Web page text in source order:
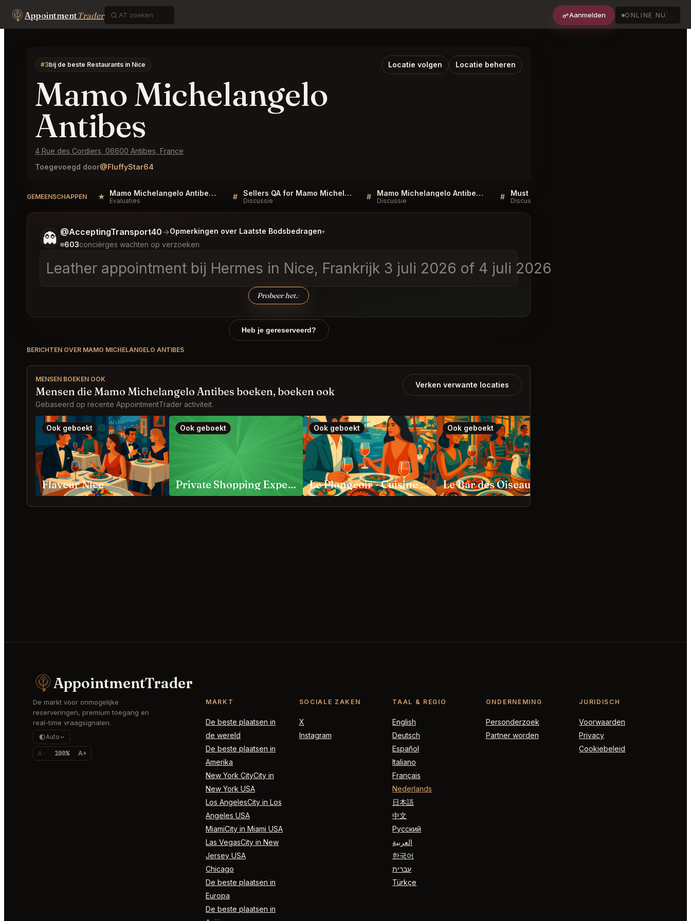
AppointmentTrader Aanmelden ONLINE NU
#3bij de beste Restaurants in Nice Locatie volgen Locatie beheren
Mamo Michelangelo
Antibes
4 Rue des Cordiers, 06600 Antibes, France
Toegevoegd door@FluffyStar64
GEMEENSCHAPPEN ★ Mamo Michelangelo Antibes Reviews
Evaluaties # Sellers QA for Mamo Michelangelo Antibes
Discussie # Mamo Michelangelo Antibes FAQ
Discussie # Discussie
👻 @AcceptingTransport40→Opmerkingen over Laatste Bodsbedragen▾
603conciërges wachten op verzoeken
Leather appointment bij Hermes in Nice, Frankrijk 3 juli 2026 of 4 juli 2026 op elk ti
Probeer het.↑
Vertel me wat je wilt.
Heb je gereserveerd?
BERICHTEN OVER MAMO MICHELANGELO ANTIBES
MENSEN BOEKEN OOK
Mensen die Mamo Michelangelo Antibes boeken, boeken ook
Gebaseerd op recente AppointmentTrader activiteit.
Verken verwante locaties
Ook geboekt
Flaveur Nice
Ook geboekt
Private Shopping Experience Nice Requests
Ook geboekt
Le Plongeoir - Cuisine Méditerranéenne Nice
Ook geboekt
Le Bar des Oiseaux Nice
AppointmentTrader
De markt voor onmogelijke
reserveringen, premium toegang en
real-time vraagsignalen.
Auto
A- 100% A+
MARKT
De beste plaatsen in
de wereld
De beste plaatsen in
Amerika
New York CityCity in
New York USA
Los AngelesCity in Los
Angeles USA
MiamiCity in Miami USA
Las VegasCity in New
Jersey USA
Chicago
De beste plaatsen in
Europa
De beste plaatsen in
SOCIALE ZAKEN
X
Instagram
TAAL & REGIO
English
Deutsch
Español
Italiano
Français
Nederlands
日本語
中文
Русский
العربية
한국어
עברית
Türkçe
ONDERNEMING
Personderzoek
Partner worden
JURIDISCH
Voorwaarden
Privacy
Cookiebeleid